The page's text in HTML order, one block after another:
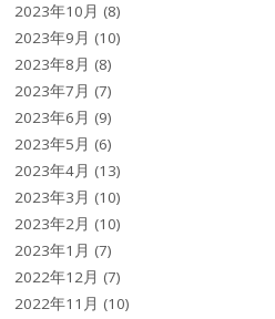
2023年10月 (8)
2023年9月 (10)
2023年8月 (8)
2023年7月 (7)
2023年6月 (9)
2023年5月 (6)
2023年4月 (13)
2023年3月 (10)
2023年2月 (10)
2023年1月 (7)
2022年12月 (7)
2022年11月 (10)